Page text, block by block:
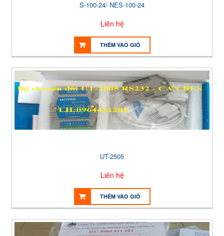
S-100-24/ NES-100-24
Liên hệ
THÊM VÀO GIỎ
UT-2505
Liên hệ
THÊM VÀO GIỎ